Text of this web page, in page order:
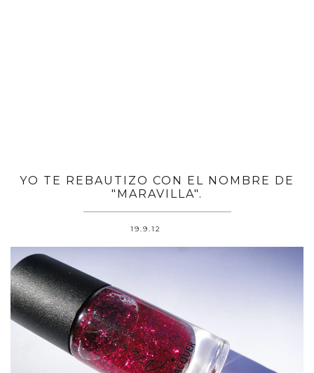
YO TE REBAUTIZO CON EL NOMBRE DE
"MARAVILLA".
19.9.12